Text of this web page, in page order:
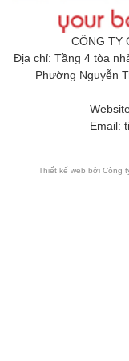
CÔNG TY
Địa chỉ: Tầng 4 tòa
Phường Nguyễn
Email:
Thiết kế web bởi Công